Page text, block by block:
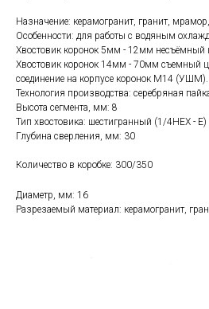
Назначение: керамогранит, гранит,
Особенности: для работы с водяным
Хвостовик коронок 5мм - 12мм несъёмный
Хвостовик коронок 14мм - 70мм съемный
соединение на корпусе коронок М14 (УШМ).
Технология производства: серебряная
Высота сегмента, мм: 8
Тип хвостовика: шестигранный (1/4HEX - E)
Глубина сверления, мм: 30
Количество в коробке: 300/350
Диаметр, мм: 16
Разрезаемый материал: керамогранит,